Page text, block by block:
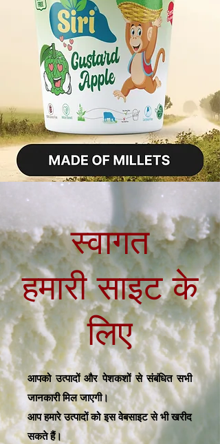
स्वागत
हमारी साइट के
लिए
आपको उत्पादों और पेशकशों से संबंधित सभी
जानकारी मिल जाएगी।
आप हमारे उत्पादों को इस वेबसाइट से भी खरीद
सकते हैं।